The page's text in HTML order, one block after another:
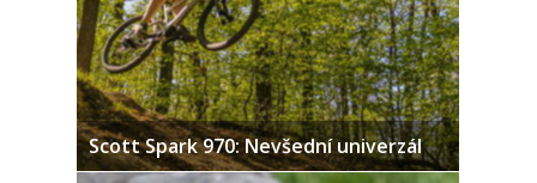
Scott Spark 970: Nevšední univerzál